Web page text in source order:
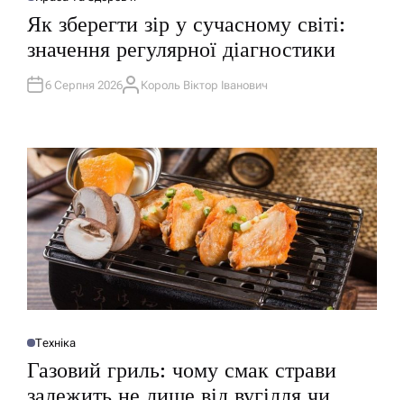
У
Л
І
У
В
Як зберегти зір у сучасному світі:
значення регулярної діагностики
6 Серпня 2026А
Король Віктор Іванович
О
Л
Техніка
Газовий гриль: чому смак страви